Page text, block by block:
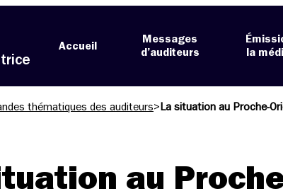
Accueil
Messages
d’auditeurs
la
thématiques des auditeurs> La situation au Proche-
au